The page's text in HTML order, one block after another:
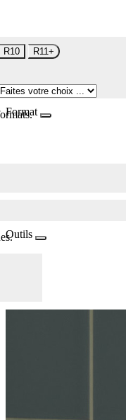
R10 R11+
Format
Outils